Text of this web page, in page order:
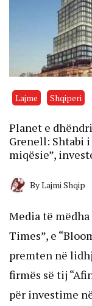
Lajme Shqiperi
Planet e
Grenell: Shtabi i
miqësie”,
ByLajmi Shqip
Media të
Times”, e
premten në
firmës së tij
për investime